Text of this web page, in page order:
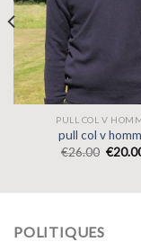
PULL COL V
pull col v
€26.00 €
POLITIQUES